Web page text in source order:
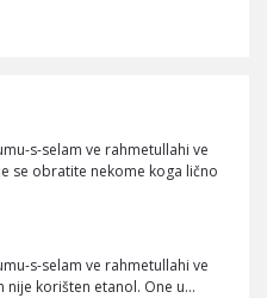
s-selam ve rahmetullahi ve
se obratite nekome koga lično
s-selam ve rahmetullahi ve
nije korišten etanol. One u…